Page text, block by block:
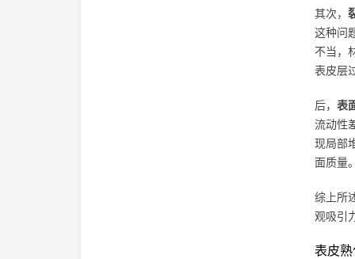
其次，
这种问
不当，
表皮层
后， 表
流动性
现局部
面质量
综上所
观吸引
表皮